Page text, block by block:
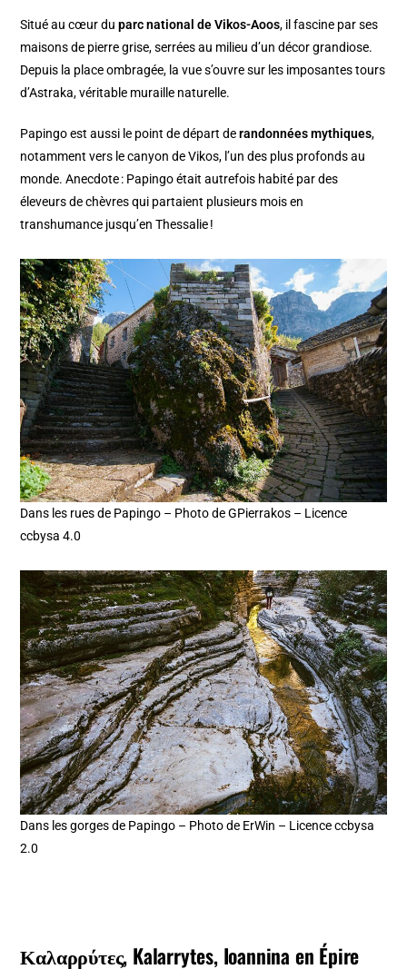
Situé au cœur duparc national de Vikos-Aoos, il fascine par ses
maisons de pierre grise, serrées au milieu d’un décor grandiose.
Depuis la place ombragée, la vue s’ouvre sur les imposantes tours
d’Astraka, véritable muraille naturelle.
Papingo est aussi le point de départ derandonnées mythiques,
notamment vers le canyon de Vikos, l’un des plus profonds au
monde. Anecdote : Papingo était autrefois habité par des
éleveurs de chèvres qui partaient plusieurs mois en
transhumance jusqu’en Thessalie !
Dans les rues de Papingo – Photo de GPierrakos – Licence
ccbysa 4.0
Dans les gorges de Papingo – Photo de ErWin – Licence ccbysa
2.0
Καλαρρύτες, Kalarrytes, Ioannina en Épire